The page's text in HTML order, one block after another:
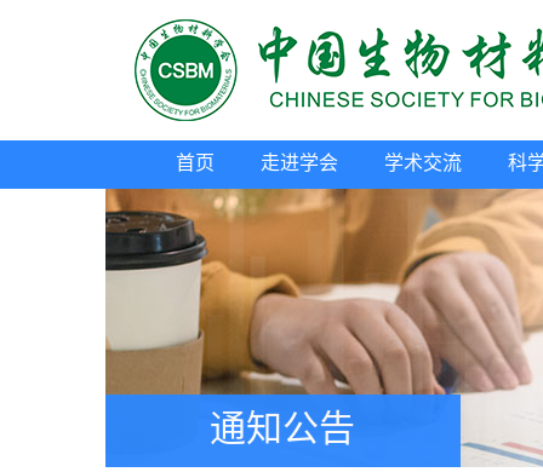
首页 走进学会 学术交流 科
通知公告